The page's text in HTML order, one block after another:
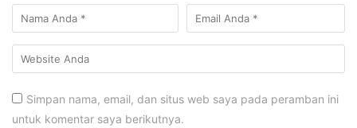
Simpan nama, email, dan situs web saya pada peramban ini
untuk komentar saya berikutnya.